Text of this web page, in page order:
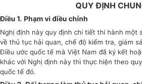
QUY ĐỊNH
Điều 1. Phạm vi điều chỉnh
Nghị định này quy định chi tiết thi hành một
về thủ tục hải quan, chế độ kiểm tra, giám
Điều ước quốc tế mà Việt Nam đã ký kết
khác với Nghị định này thì thực hiện theo
quốc tế đó.